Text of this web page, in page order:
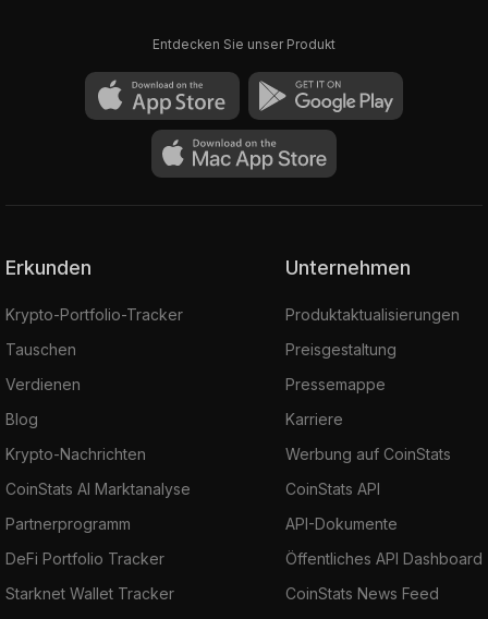
Entdecken Sie unser Produkt
Erkunden
Krypto-Portfolio-Tracker
Tauschen
Verdienen
Blog
Krypto-Nachrichten
CoinStats AI Marktanalyse
Partnerprogramm
DeFi Portfolio Tracker
Starknet Wallet Tracker
Unternehmen
Produktaktualisierungen
Preisgestaltung
Pressemappe
Karriere
Werbung auf CoinStats
CoinStats API
API-Dokumente
Öffentliches API Dashboard
CoinStats News Feed